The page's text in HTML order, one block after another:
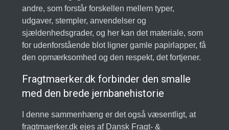
andre, som forstår forskellen mellem typer,
udgaver, stempler, anvendelser og
sjældenhedsgrader, og her kan det materiale, som
for udenforstående blot ligner gamle papirlapper, få
den opmærksomhed og den respekt, det fortjener.
Fragtmaerker.dk forbinder den smalle
med den brede jernbanehistorie
I denne sammenhæng er det også væsentligt, at
fragtmaerker.dk ejes af Dansk Fragt- &